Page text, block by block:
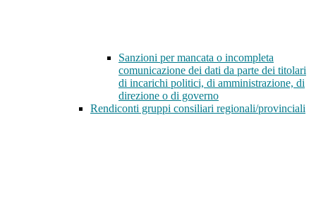
Sanzioni per mancata o incompleta
comunicazione dei dati da parte dei titolari
di incarichi politici, di amministrazione, di
direzione o di governo
Rendiconti gruppi consiliari regionali/provinciali